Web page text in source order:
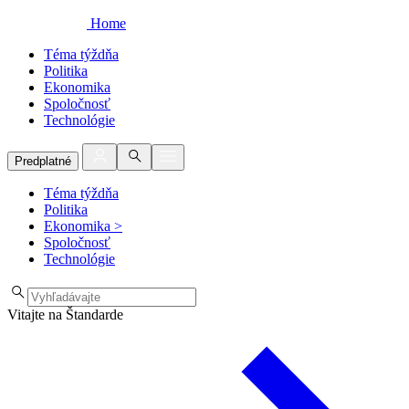
Home
Téma týždňa
Politika
Ekonomika
Spoločnosť
Technológie
Predplatné
Téma týždňa
Politika
Ekonomika >
Spoločnosť
Technológie
Vitajte na Štandarde